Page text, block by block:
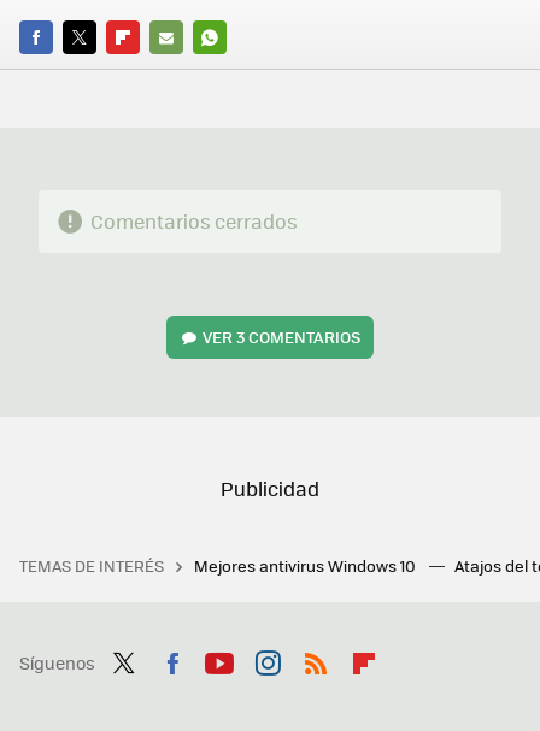
FACEBOOK
TWITTERFLIPBOARD
E-
WHATSAPP
Comentarios cerrados
VER3 COMENTARIOS
TEMAS DE INTERÉS Mejores antivirus Windows 10 Atajos del
Síguenos